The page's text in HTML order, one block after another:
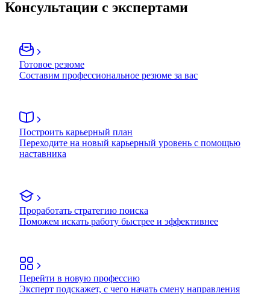
Консультации с экспертами
Готовое резюме
Составим профессиональное резюме за вас
Построить карьерный план
Переходите на новый карьерный уровень с помощью
наставника
Проработать стратегию поиска
Поможем искать работу быстрее и эффективнее
Перейти в новую профессию
Эксперт подскажет, с чего начать смену направления